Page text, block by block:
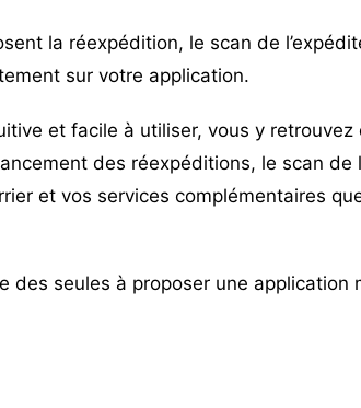
la réexpédition, le scan de
sur votre application.
et facile à utiliser, vous y
des réexpéditions, le scan de
et vos services complémentaires
des seules à proposer une application